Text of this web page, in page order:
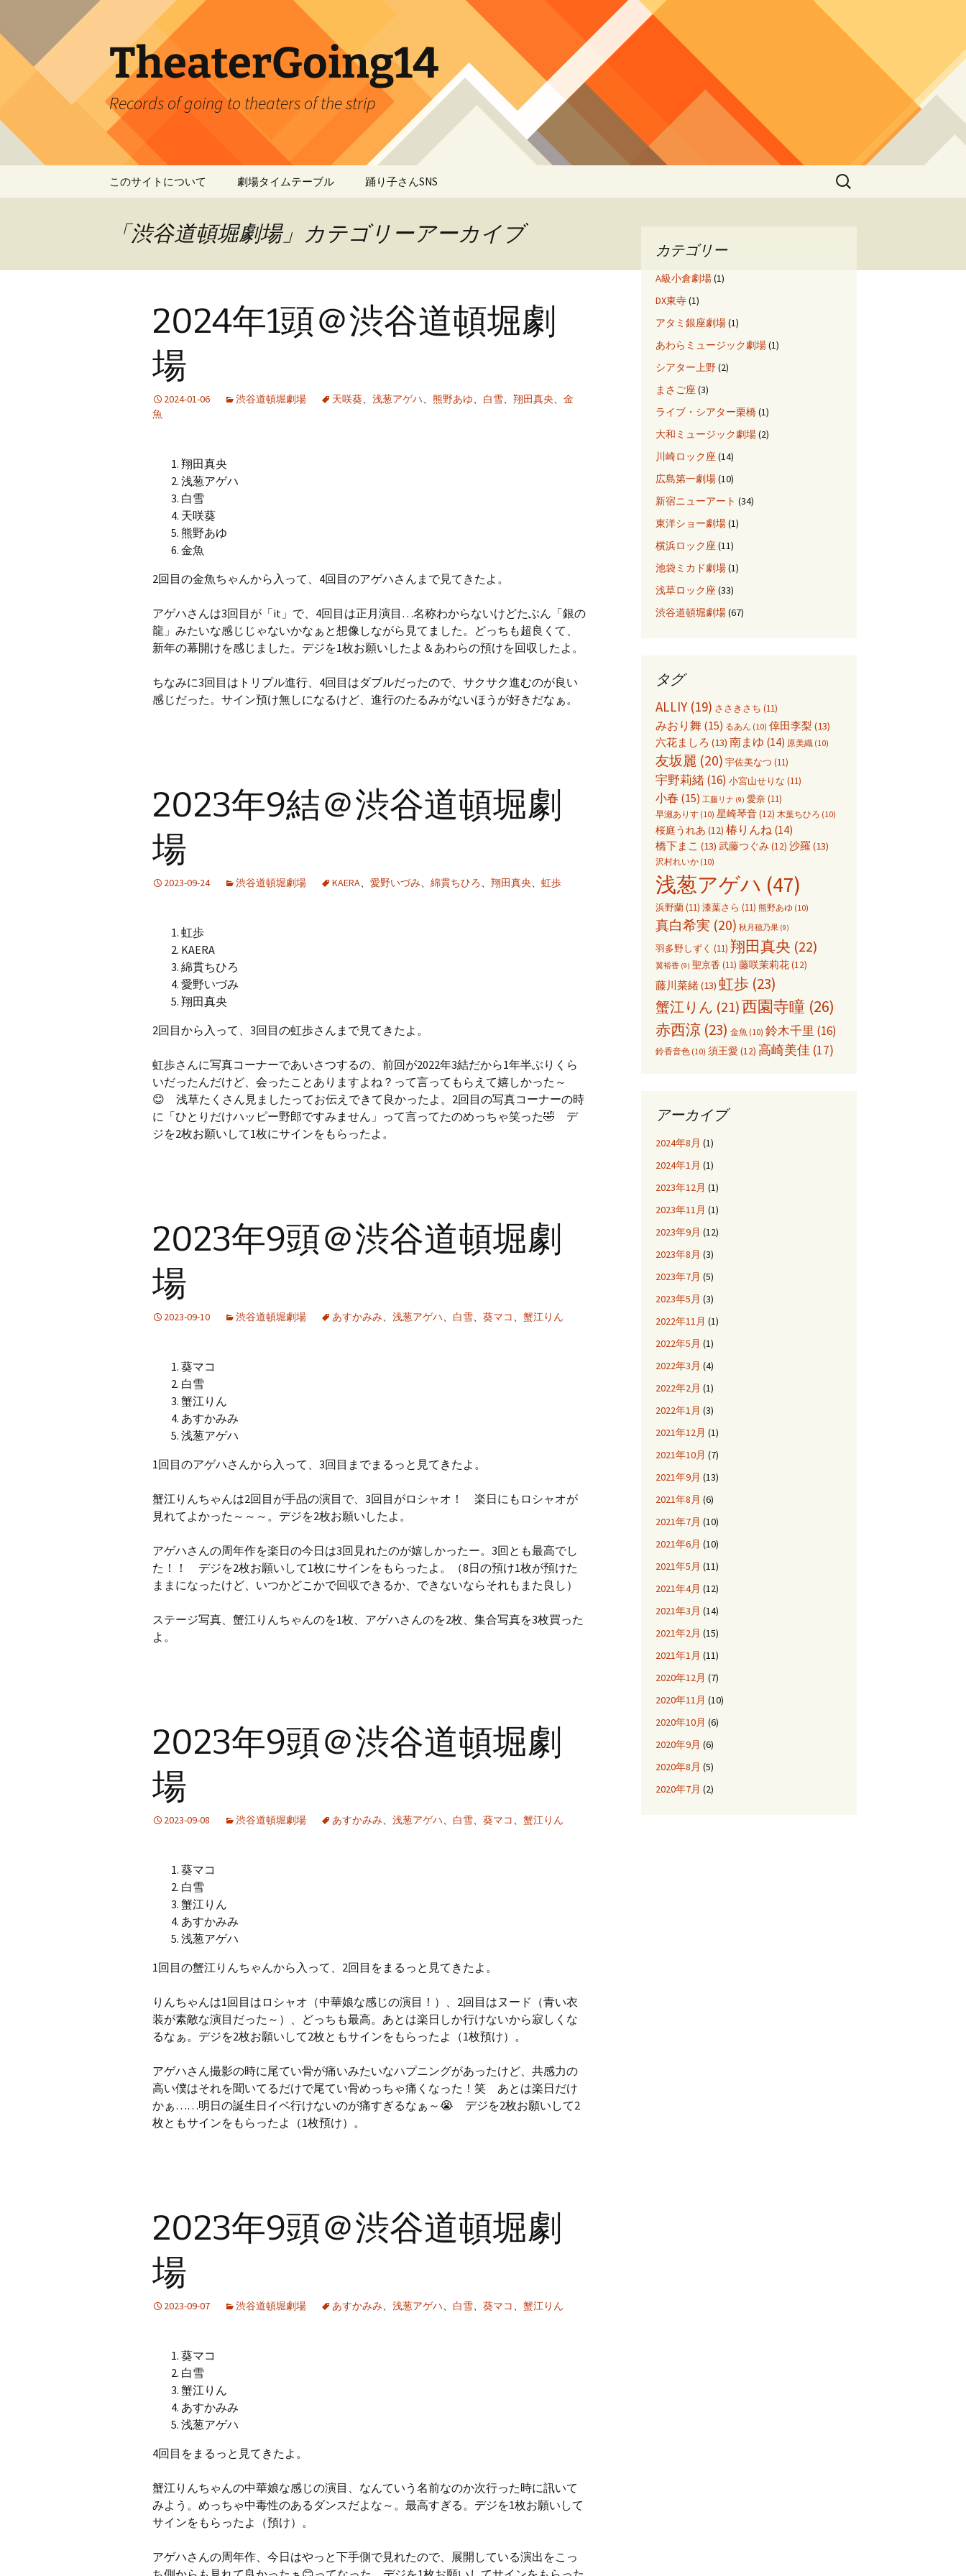
TheaterGoing14
Records of going to theaters of the strip
このサイトについて 劇場タイムテーブル 踊り子さんSNS
検
索:
「渋谷道頓堀劇場」カテゴリーアーカイブ
2024年1頭＠渋谷道頓堀劇
場
2024-01-06 渋谷道頓堀劇場 天咲葵、 浅葱アゲハ、 熊野あゆ、 白雪、 翔田真央、 金
魚
翔田真央
浅葱アゲハ
白雪
天咲葵
熊野あゆ
金魚
2回目の金魚ちゃんから入って、4回目のアゲハさんまで見てきたよ。
アゲハさんは3回目が「it」で、4回目は正月演目…名称わからないけどたぶん「銀の
龍」みたいな感じじゃないかなぁと想像しながら見てました。どっちも超良くて、
新年の幕開けを感じました。デジを1枚お願いしたよ＆あわらの預けを回収したよ。
ちなみに3回目はトリプル進行、4回目はダブルだったので、サクサク進むのが良い
感じだった。サイン預け無しになるけど、進行のたるみがないほうが好きだなぁ。
2023年9結＠渋谷道頓堀劇
場
2023-09-24 渋谷道頓堀劇場 KAERA、 愛野いづみ、 綿貫ちひろ、 翔田真央、 虹歩
虹歩
KAERA
綿貫ちひろ
愛野いづみ
翔田真央
2回目から入って、3回目の虹歩さんまで見てきたよ。
虹歩さんに写真コーナーであいさつするの、前回が2022年3結だから1年半ぶりくら
いだったんだけど、会ったことありますよね？って言ってもらえて嬉しかった～
😊 浅草たくさん見ましたってお伝えできて良かったよ。2回目の写真コーナーの時
に「ひとりだけハッピー野郎ですみません」って言ってたのめっちゃ笑った🤣 デ
ジを2枚お願いして1枚にサインをもらったよ。
2023年9頭＠渋谷道頓堀劇
場
2023-09-10 渋谷道頓堀劇場 あすかみみ、 浅葱アゲハ、 白雪、 葵マコ、 蟹江りん
葵マコ
白雪
蟹江りん
あすかみみ
浅葱アゲハ
1回目のアゲハさんから入って、3回目までまるっと見てきたよ。
蟹江りんちゃんは2回目が手品の演目で、3回目がロシャオ！ 楽日にもロシャオが
見れてよかった～～～。デジを2枚お願いしたよ。
アゲハさんの周年作を楽日の今日は3回見れたのが嬉しかったー。3回とも最高でし
た！！ デジを2枚お願いして1枚にサインをもらったよ。（8日の預け1枚が預けた
ままになったけど、いつかどこかで回収できるか、できないならそれもまた良し）
ステージ写真、蟹江りんちゃんのを1枚、アゲハさんのを2枚、集合写真を3枚買った
よ。
2023年9頭＠渋谷道頓堀劇
場
2023-09-08 渋谷道頓堀劇場 あすかみみ、 浅葱アゲハ、 白雪、 葵マコ、 蟹江りん
葵マコ
白雪
蟹江りん
あすかみみ
浅葱アゲハ
1回目の蟹江りんちゃんから入って、2回目をまるっと見てきたよ。
りんちゃんは1回目はロシャオ（中華娘な感じの演目！）、2回目はヌード（青い衣
装が素敵な演目だった～）、どっちも最高。あとは楽日しか行けないから寂しくな
るなぁ。デジを2枚お願いして2枚ともサインをもらったよ（1枚預け）。
アゲハさん撮影の時に尾てい骨が痛いみたいなハプニングがあったけど、共感力の
高い僕はそれを聞いてるだけで尾てい骨めっちゃ痛くなった！笑 あとは楽日だけ
かぁ……明日の誕生日イベ行けないのが痛すぎるなぁ～😭 デジを2枚お願いして2
枚ともサインをもらったよ（1枚預け）。
2023年9頭＠渋谷道頓堀劇
場
2023-09-07 渋谷道頓堀劇場 あすかみみ、 浅葱アゲハ、 白雪、 葵マコ、 蟹江りん
葵マコ
白雪
蟹江りん
あすかみみ
浅葱アゲハ
4回目をまるっと見てきたよ。
蟹江りんちゃんの中華娘な感じの演目、なんていう名前なのか次行った時に訊いて
みよう。めっちゃ中毒性のあるダンスだよな～。最高すぎる。デジを1枚お願いして
サインをもらったよ（預け）。
アゲハさんの周年作、今日はやっと下手側で見れたので、展開している演出をこっ
カテゴリー
A級小倉劇場(1)
DX東寺(1)
アタミ銀座劇場(1)
あわらミュージック劇場(1)
シアター上野(2)
まさご座 (3)
ライブ・シアター栗橋(1)
大和ミュージック劇場(2)
川崎ロック座 (14)
広島第一劇場(10)
新宿ニューアート (34)
東洋ショー劇場(1)
横浜ロック座 (11)
池袋ミカド劇場(1)
浅草ロック座 (33)
渋谷道頓堀劇場(67)
タグ
ALLIY(19) ささきさち (11)
みおり舞 (15) るあん (10) 倖田李梨 (13)
六花ましろ (13) 南まゆ (14) 原美織 (10)
友坂麗 (20) 宇佐美なつ (11)
宇野莉緒(16) 小宮山せりな (11)
小春 (15) 工藤リナ (9) 愛奈(11)
早瀬ありす (10) 星崎琴音(12) 木葉ちひろ (10)
桜庭うれあ (12) 椿りんね (14)
橋下まこ (13) 武藤つぐみ (12) 沙羅 (13)
沢村れいか (10)
浅葱アゲハ (47)
浜野蘭(11) 漆葉さら (11) 熊野あゆ (10)
真白希実 (20) 秋月穂乃果 (9)
羽多野しずく (11) 翔田真央 (22)
翼裕香 (9) 聖京香 (11) 藤咲茉莉花(12)
藤川菜緒(13) 虹歩 (23)
蟹江りん (21)西園寺瞳 (26)
赤西涼 (23) 金魚 (10) 鈴木千里 (16)
鈴香音色 (10) 須王愛 (12) 高崎美佳 (17)
アーカイブ
2024年8月 (1)
2024年1月 (1)
2023年12月 (1)
2023年11月 (1)
2023年9月 (12)
2023年8月 (3)
2023年7月 (5)
2023年5月 (3)
2022年11月 (1)
2022年5月 (1)
2022年3月 (4)
2022年2月 (1)
2022年1月 (3)
2021年12月 (1)
2021年10月 (7)
2021年9月 (13)
2021年8月 (6)
2021年7月 (10)
2021年6月 (10)
2021年5月 (11)
2021年4月 (12)
2021年3月 (14)
2021年2月 (15)
2021年1月 (11)
2020年12月 (7)
2020年11月 (10)
2020年10月 (6)
2020年9月 (6)
2020年8月 (5)
2020年7月 (2)